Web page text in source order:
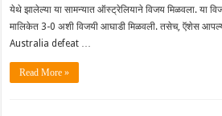
येथे झालेल्या या सामन्यात ऑस्ट्रेलियाने विजय मिळवला. या
मालिकेत 3-0 अशी विजयी आघाडी मिळवली. तसेच, ऍशेस
Australia defeat …
Read More »